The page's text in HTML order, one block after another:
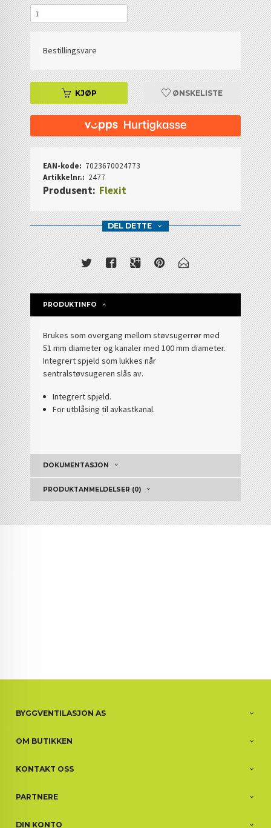
Bestillingsvare
KJØP ØNSKELISTE
EAN-kode: 7023670024773
Artikkelnr.: 2477
Produsent: Flexit
DEL DETTE
PRODUKTINFO
Brukes som overgang mellom støvsugerrør med
51 mm diameter og kanaler med 100 mm diameter.
Integrert spjeld som lukkes når
sentralstøvsugeren slås av.
Integrert spjeld.
For utblåsing til avkastkanal.
DOKUMENTASJON
PRODUKTANMELDELSER (0)
BYGGVENTILASJON AS
OM BUTIKKEN
KONTAKT OSS
PARTNERE
DIN KONTO